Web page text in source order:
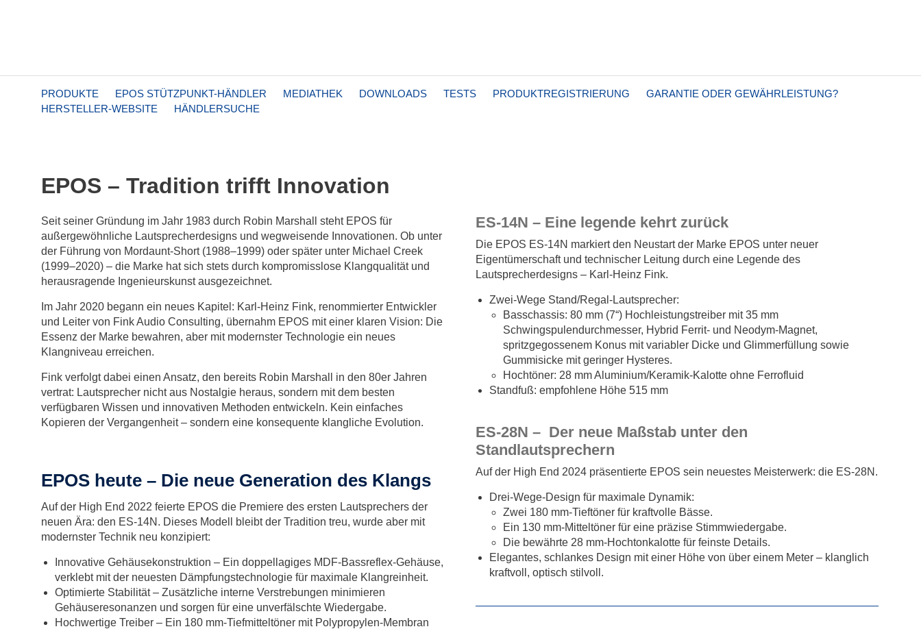
PRODUKTE EPOS STÜTZPUNKT-HÄNDLER MEDIATHEK DOWNLOADS TESTS PRODUKTREGISTRIERUNG
GARANTIE ODER GEWÄHRLEISTUNG?
HERSTELLER-WEBSITE
HÄNDLERSUCHE
EPOS – Tradition trifft Innovation
Seit seiner Gründung im Jahr 1983 durch Robin Marshall steht EPOS für
außergewöhnliche Lautsprecherdesigns und wegweisende Innovationen. Ob unter
der Führung von Mordaunt-Short (1988–1999) oder später unter Michael Creek
(1999–2020) – die Marke hat sich stets durch kompromisslose Klangqualität und
herausragende Ingenieurskunst ausgezeichnet.
Im Jahr 2020 begann ein neues Kapitel: Karl-Heinz Fink, renommierter Entwickler
und Leiter von Fink Audio Consulting, übernahm EPOS mit einer klaren Vision: Die
Essenz der Marke bewahren, aber mit modernster Technologie ein neues
Klangniveau erreichen.
Fink verfolgt dabei einen Ansatz, den bereits Robin Marshall in den 80er Jahren
vertrat: Lautsprecher nicht aus Nostalgie heraus, sondern mit dem besten
verfügbaren Wissen und innovativen Methoden entwickeln. Kein einfaches
Kopieren der Vergangenheit – sondern eine konsequente klangliche Evolution.
EPOS heute – Die neue Generation des Klangs
Auf der High End 2022 feierte EPOS die Premiere des ersten Lautsprechers der
neuen Ära: den ES-14N. Dieses Modell bleibt der Tradition treu, wurde aber mit
modernster Technik neu konzipiert:
Innovative Gehäusekonstruktion – Ein doppellagiges MDF-Bassreflex-Gehäuse,
verklebt mit der neuesten Dämpfungstechnologie für maximale Klangreinheit.
Optimierte Stabilität – Zusätzliche interne Verstrebungen minimieren
Gehäuseresonanzen und sorgen für eine unverfälschte Wiedergabe.
Hochwertige Treiber – Ein 180 mm-Tiefmitteltöner mit Polypropylen-Membran
ES-14N – Eine legende kehrt zurück
Die EPOS ES-14N markiert den Neustart der Marke EPOS unter neuer
Eigentümerschaft und technischer Leitung durch eine Legende des
Lautsprecherdesigns – Karl-Heinz Fink.
Zwei-Wege Stand/Regal-Lautsprecher:
Basschassis: 80 mm (7“) Hochleistungstreiber mit 35 mm
Schwingspulendurchmesser, Hybrid Ferrit- und Neodym-Magnet,
spritzgegossenem Konus mit variabler Dicke und Glimmerfüllung sowie
Gummisicke mit geringer Hysteres.
Hochtöner: 28 mm Aluminium/Keramik-Kalotte ohne Ferrofluid
Standfuß: empfohlene Höhe 515 mm
ES-28N – Der neue Maßstab unter den
Standlautsprechern
Auf der High End 2024 präsentierte EPOS sein neuestes Meisterwerk: die ES-28N.
Drei-Wege-Design für maximale Dynamik:
Zwei 180 mm-Tieftöner für kraftvolle Bässe.
Ein 130 mm-Mitteltöner für eine präzise Stimmwiedergabe.
Die bewährte 28 mm-Hochtonkalotte für feinste Details.
Elegantes, schlankes Design mit einer Höhe von über einem Meter – klanglich
kraftvoll, optisch stilvoll.